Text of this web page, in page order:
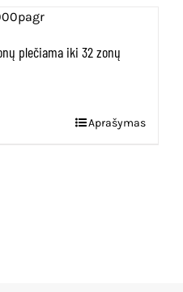
plečiama iki 32 zonų
Aprašymas